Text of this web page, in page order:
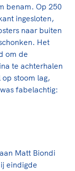
benam. Op 250
ingesloten,
naar buiten
Het
om de
te achterhalen
stoom lag,
fabelachtig:
Matt Biondi
eindigde